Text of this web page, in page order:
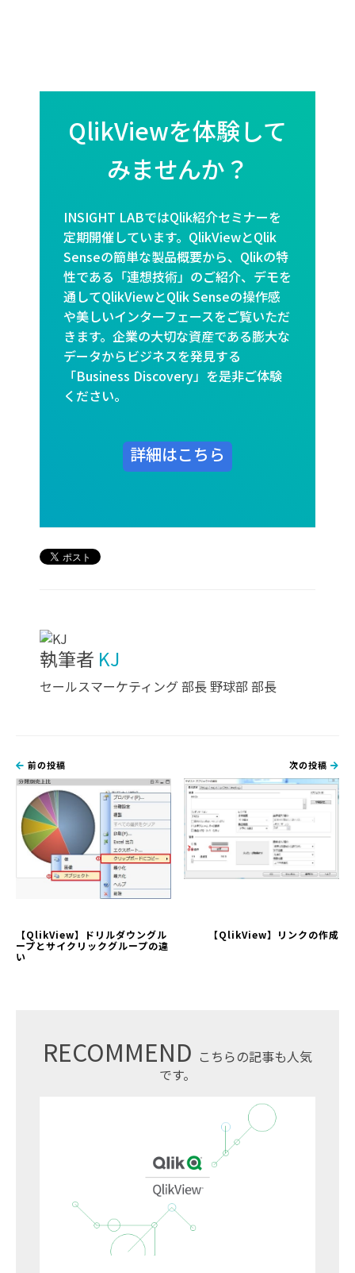
QlikViewを体験して
みませんか？
INSIGHT LABではQlik紹介セミナーを
定期開催しています。QlikViewとQlik
Senseの簡単な製品概要から、Qlikの特
性である「連想技術」のご紹介、デモを
通してQlikViewとQlik Senseの操作感
や美しいインターフェースをご覧いただ
きます。企業の大切な資産である膨大な
データからビジネスを発見する
「Business Discovery」を是非ご体験
ください。
詳細はこちら
執筆者 KJ
セールスマーケティング 部長 野球部 部長
前の投稿
【QlikView】ドリルダウングル
ープとサイクリックグループの違
い
次の投稿
【QlikView】リンクの作成
RECOMMEND こちらの記事も人気
です。